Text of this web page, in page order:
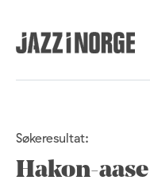
Søkeresultat:
Hakon-aase